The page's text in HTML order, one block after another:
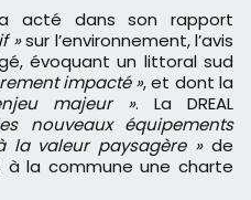
acté dans son rapport
»sur l’environnement, l’avis
évoquant un littoral sud
impacté », et dont la
majeur ». La DREAL
nouveaux équipements
la valeur paysagère »de
à la commune une charte